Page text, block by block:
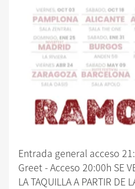
Entrada general acceso
Greet - Acceso 20:00h SE
LA TAQUILLA A PARTIR DE